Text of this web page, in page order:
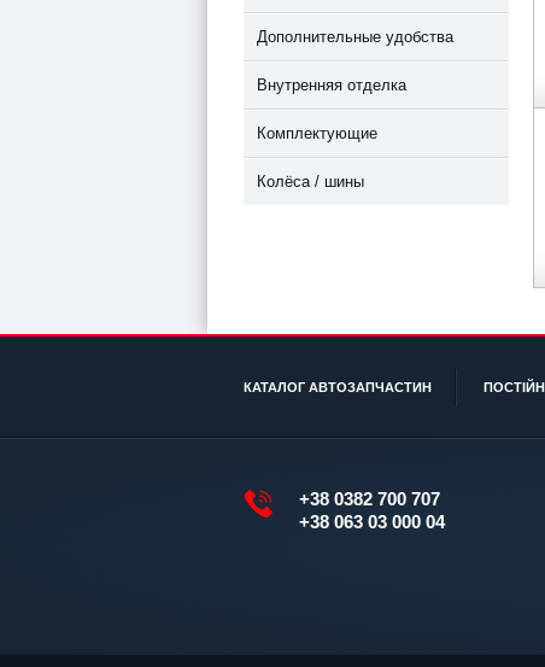
Дополнительные удобства
Внутренняя отделка
Комплектующие
Колёса / шины
КАТАЛОГ АВТОЗАПЧАСТИН
+38 0382 700 707
+38 063 03 000 04